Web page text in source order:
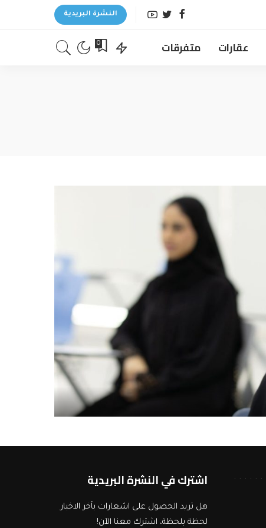
النشرة البريدية
عقارات متفرقات 0
اشترك في النشرة البريدية
هل تريد الحصول على اشعارات بآخر الاخبار
لحظة بلحظة، اشترك معنا الآن!